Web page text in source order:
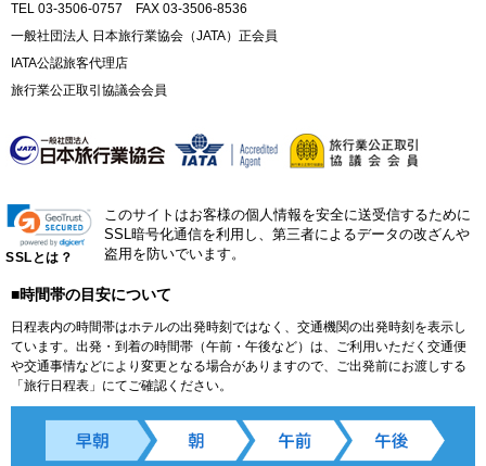
TEL 03-3506-0757 FAX 03-3506-8536
一般社団法人 日本旅行業協会（JATA）正会員
IATA公認旅客代理店
旅行業公正取引協議会会員
SSLとは？
このサイトはお客様の個人情報を安全に送受信するために
SSL暗号化通信を利用し、第三者によるデータの改ざんや
盗用を防いでいます。
■時間帯の目安について
日程表内の時間帯はホテルの出発時刻ではなく、交通機関の出発時刻を表示し
ています。出発・到着の時間帯（午前・午後など）は、ご利用いただく交通便
や交通事情などにより変更となる場合がありますので、ご出発前にお渡しする
「旅行日程表」にてご確認ください。